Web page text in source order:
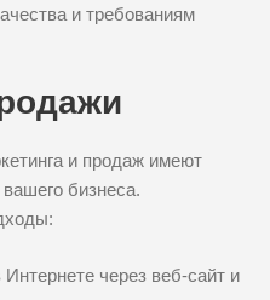
и требованиям
и продаж имеют
бизнеса.
Интернете через веб-сайт и